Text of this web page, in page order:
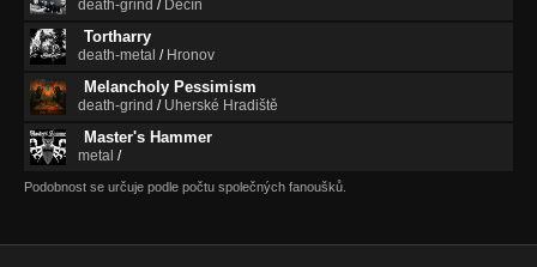
death-grind / Děčín
Tortharry
death-metal / Hronov
Melancholy Pessimism
death-grind / Uherské Hradiště
Master's Hammer
metal /
Podobnost se určuje podle počtu společných fanoušků.